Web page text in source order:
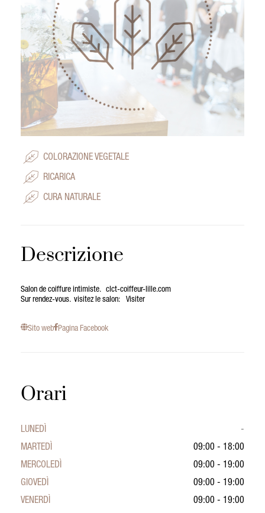
COLORAZIONE VEGETALE
RICARICA
CURA NATURALE
Descrizione
Salon de coiffure intimiste. clct-coiffeur-lille.com
Sur rendez-vous. visitez le salon: Visiter
Sito web Pagina Facebook
Orari
LUNEDÌ
-
MARTEDÌ
09:00 - 18:00
MERCOLEDÌ
09:00 - 19:00
GIOVEDÌ
09:00 - 19:00
VENERDÌ
09:00 - 19:00